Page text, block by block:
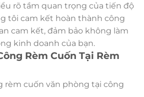
rõ tầm quan trọng của tiến độ
tôi cam kết hoàn thành công
cam kết, đảm bảo không làm
kinh doanh của bạn.
Rèm Cuốn Tại Rèm